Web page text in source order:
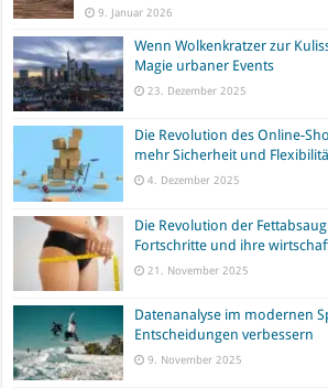
9. Januar 2026
Wenn Wolkenkratzer zur
Magie urbaner Events
23. Dezember 2025
Die Revolution des Online-
mehr Sicherheit und
4. Dezember 2025
Die Revolution der
Fortschritte und ihre
21. November 2025
Datenanalyse im modernen
Entscheidungen verbessern
9. November 2025